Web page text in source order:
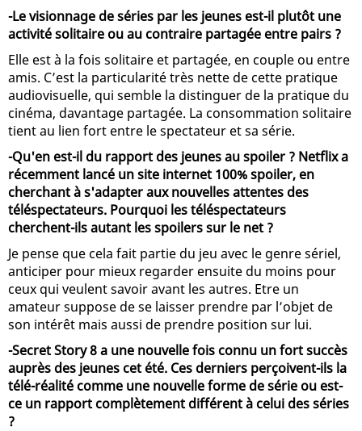
-Le visionnage de séries par les jeunes est-il plutôt une
activité solitaire ou au contraire partagée entre pairs ?
Elle est à la fois solitaire et partagée, en couple ou entre
amis. C’est la particularité très nette de cette pratique
audiovisuelle, qui semble la distinguer de la pratique du
cinéma, davantage partagée. La consommation solitaire
tient au lien fort entre le spectateur et sa série.
-Qu'en est-il du rapport des jeunes au spoiler ? Netflix a
récemment lancé un site internet 100% spoiler, en
cherchant à s'adapter aux nouvelles attentes des
téléspectateurs. Pourquoi les téléspectateurs
cherchent-ils autant les spoilers sur le net ?
Je pense que cela fait partie du jeu avec le genre sériel,
anticiper pour mieux regarder ensuite du moins pour
ceux qui veulent savoir avant les autres. Etre un
amateur suppose de se laisser prendre par l’objet de
son intérêt mais aussi de prendre position sur lui.
-Secret Story 8 a une nouvelle fois connu un fort succès
auprès des jeunes cet été. Ces derniers perçoivent-ils la
télé-réalité comme une nouvelle forme de série ou est-
ce un rapport complètement différent à celui des séries
?